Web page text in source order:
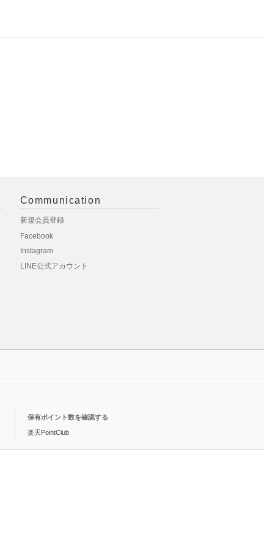
Communication
新規会員登録
Facebook
Instagram
LINE公式アカウント
保有ポイント数を確認する
楽天PointClub